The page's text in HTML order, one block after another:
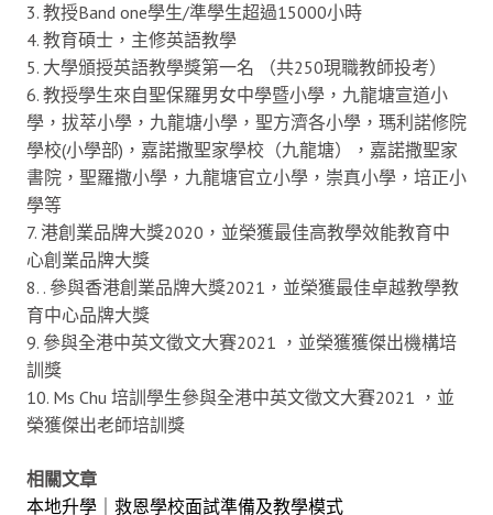
3. 教授Band one學生/準學生超過15000小時
4. 教育碩士，主修英語教學
5. 大學頒授英語教學獎第一名 （共250現職教師投考）
6. 教授學生來自聖保羅男女中學暨小學，九龍塘宣道小
學，拔萃小學，九龍塘小學，聖方濟各小學，瑪利諾修院
學校(小學部)，嘉諾撒聖家學校（九龍塘），嘉諾撒聖家
書院，聖羅撒小學，九龍塘官立小學，崇真小學，培正小
學等
7. 港創業品牌大獎2020，並榮獲最佳高教學效能教育中
心創業品牌大獎
8. . 參與香港創業品牌大獎2021，並榮獲最佳卓越教學教
育中心品牌大獎
9. 參與全港中英文徵文大賽2021 ，並榮獲獲傑出機構培
訓獎
10. Ms Chu 培訓學生參與全港中英文徵文大賽2021 ，並
榮獲傑出老師培訓獎
相關文章
本地升學｜救恩學校面試準備及教學模式